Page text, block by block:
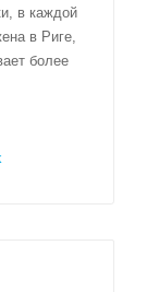
в каждой
в Риге,
более